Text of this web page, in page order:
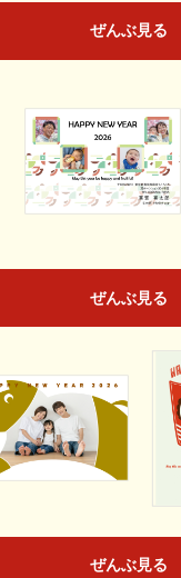
ぜんぶ見る
ぜんぶ見る
ぜんぶ見る